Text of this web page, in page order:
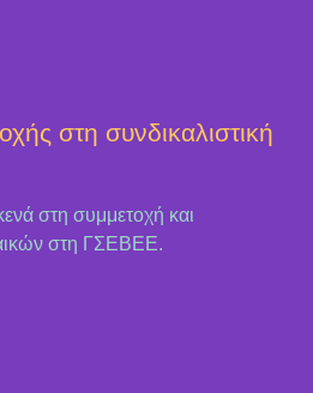
στη συνδικαλιστική
στη συμμετοχή και
στη ΓΣΕΒΕΕ.